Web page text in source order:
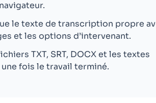
le texte de transcription propre
et les options d’intervenant.
TXT, SRT, DOCX et les textes
fois le travail terminé.